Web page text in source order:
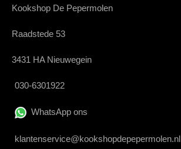
Kookshop De Pepermolen
Raadstede 53
3431 HA Nieuwegein
030-6301922
WhatsApp ons
klantenservice@kookshopdepepermolen.nl